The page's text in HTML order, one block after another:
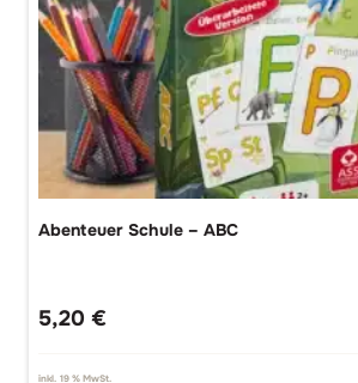
Abenteuer Schule – ABC
5,20 €
inkl. 19 % MwSt.